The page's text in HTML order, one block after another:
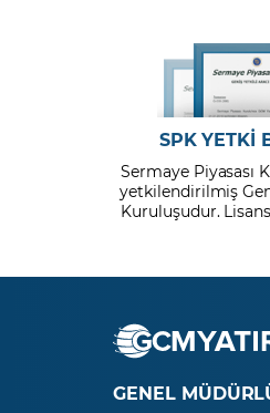
SPK YETKİ
Sermaye Piyasası
yetkilendirilmiş
Kuruluşudur.
GENEL